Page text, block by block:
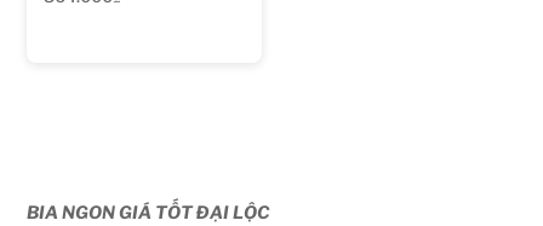
BIA NGON GIÁ TỐT ĐẠI LỘC